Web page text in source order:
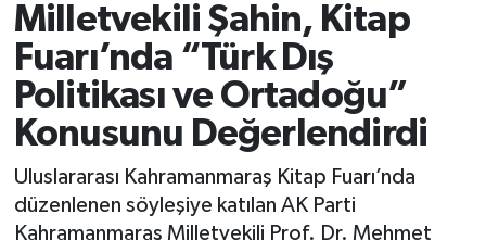
Milletvekili Şahin, Kitap
Fuarı’nda “Türk Dış
Politikası ve Ortadoğu”
Konusunu Değerlendirdi
Uluslararası Kahramanmaraş Kitap Fuarı’nda
düzenlenen söyleşiye katılan AK Parti
Kahramanmaraş Milletvekili Prof. Dr. Mehmet
Gündem
Magazin
Politika
Sağlık
Tüm Manşetler
Son Dakika Haberleri
Haber Arşivi